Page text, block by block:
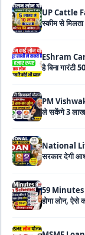
EShram
PM
National
59 Minutes
MSME